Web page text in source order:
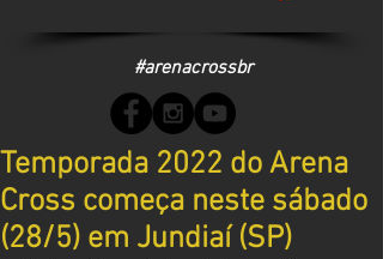
#arenacrossbr
Temporada 2022 do Arena
Cross começa neste sábado
(28/5) em Jundiaí (SP)